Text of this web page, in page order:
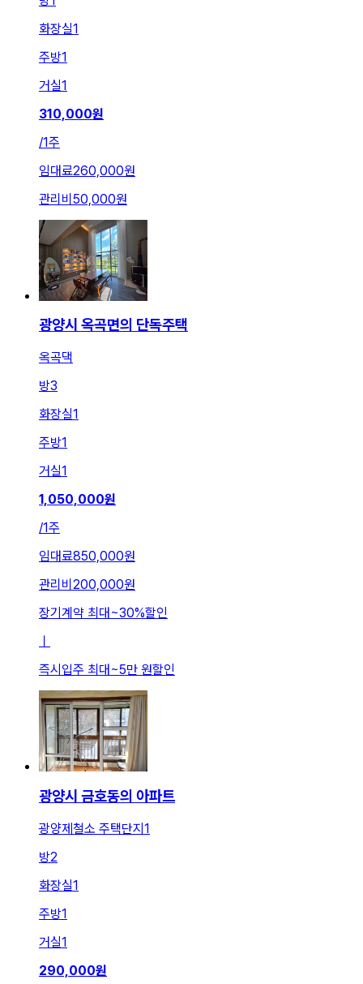
화장실1
주방1
거실1
310,000원
/1주
임대료260,000원
관리비 50,000원
광양시 옥곡면의 단독주택
옥곡댁
방3
화장실1
주방1
거실1
1,050,000원
/1주
임대료850,000원
관리비 200,000원
장기계약 최대~30%할인
ㅣ
즉시입주 최대~5만 원할인
광양시 금호동의 아파트
광양제철소 주택단지1
방2
화장실1
주방1
거실1
290,000원